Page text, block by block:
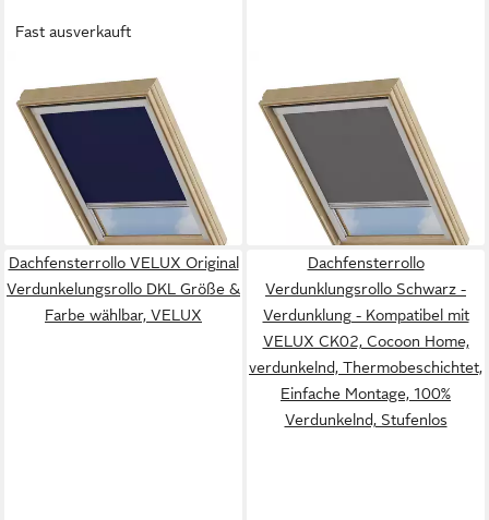
Fast ausverkauft
Dachfensterrollo
Verdunklungsrollo Dunkelblau
- Verdunklung - Kompatibel
mit VELUX FK04,
verdunkelnd,
Thermobeschichtet, Einfache
Montage, 100% Verdunkelnd,
Stufenlos
ab 50,99 €
lieferbar - in 4-5 Werktagen bei dir
Dachfensterrollo
Verdunklungsrollo Dunkelgrau
- Verdunklung - Kompatibel
mit VELUX MK04,
verdunkelnd,
Thermobeschichtet, Einfache
Montage, 100% Verdunkelnd,
Stufenlos
ab 52,99 €
lieferbar - in 4-5 Werktagen bei dir
Dachfensterrollo VELUX Original
Verdunkelungsrollo DKL Größe &
Farbe wählbar, VELUX
Dachfensterrollo
Verdunklungsrollo Schwarz -
Verdunklung - Kompatibel mit
VELUX CK02, Cocoon Home,
verdunkelnd, Thermobeschichtet,
Einfache Montage, 100%
Verdunkelnd, Stufenlos